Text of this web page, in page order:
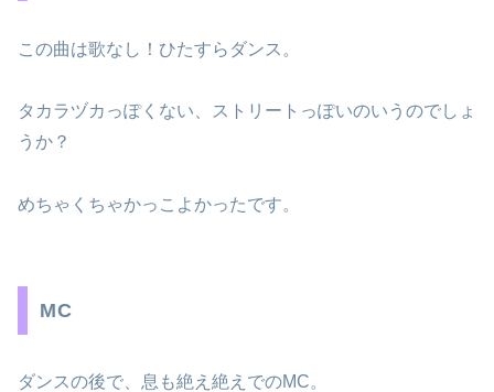
この曲は歌なし！ひたすらダンス。
タカラヅカっぽくない、ストリートっぽいのいうのでしょ
うか？
めちゃくちゃかっこよかったです。
MC
ダンスの後で、息も絶え絶えでのMC。